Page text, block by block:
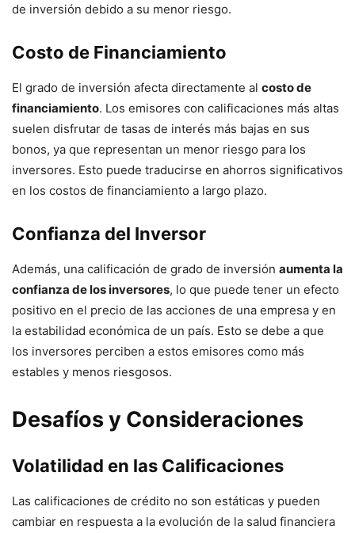
de inversión debido a su menor riesgo.
Costo de Financiamiento
El grado de inversión afecta directamente al costo de
financiamiento. Los emisores con calificaciones más altas
suelen disfrutar de tasas de interés más bajas en sus
bonos, ya que representan un menor riesgo para los
inversores. Esto puede traducirse en ahorros significativos
en los costos de financiamiento a largo plazo.
Confianza del Inversor
Además, una calificación de grado de inversión aumenta la
confianza de los inversores, lo que puede tener un efecto
positivo en el precio de las acciones de una empresa y en
la estabilidad económica de un país. Esto se debe a que
los inversores perciben a estos emisores como más
estables y menos riesgosos.
Desafíos y Consideraciones
Volatilidad en las Calificaciones
Las calificaciones de crédito no son estáticas y pueden
cambiar en respuesta a la evolución de la salud financiera